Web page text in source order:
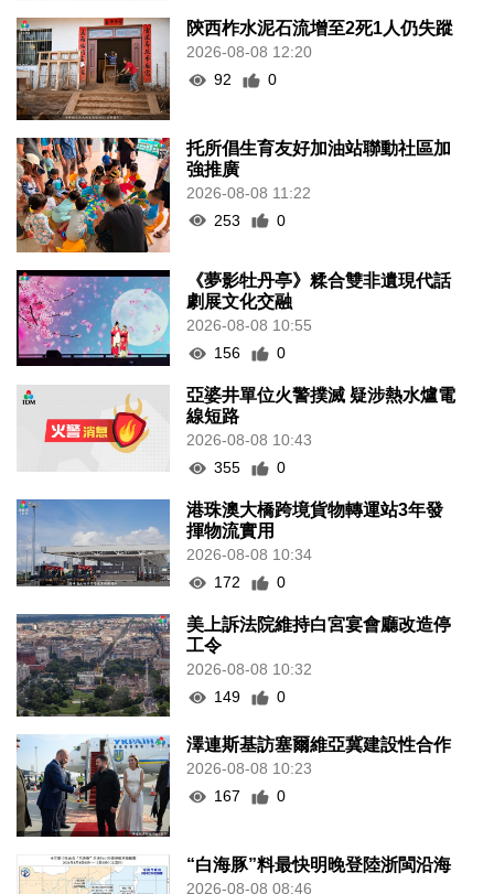
陝西柞水泥石流增至2死1人仍失蹤
2026-08-08 12:20
92
0
托所倡生育友好加油站聯動社區加
強推廣
2026-08-08 11:22
253
0
《夢影牡丹亭》糅合雙非遺現代話
劇展文化交融
2026-08-08 10:55
156
0
亞婆井單位火警撲滅 疑涉熱水爐電
線短路
2026-08-08 10:43
355
0
港珠澳大橋跨境貨物轉運站3年發
揮物流實用
2026-08-08 10:34
172
0
美上訴法院維持白宮宴會廳改造停
工令
2026-08-08 10:32
149
0
澤連斯基訪塞爾維亞冀建設性合作
2026-08-08 10:23
167
0
“白海豚”料最快明晚登陸浙閩沿海
2026-08-08 08:46